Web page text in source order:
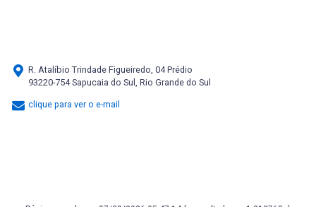
R. Atalíbio Trindade Figueiredo, 04 Prédio
93220-754 Sapucaia do Sul, Rio Grande do Sul
clique para ver o e-mail